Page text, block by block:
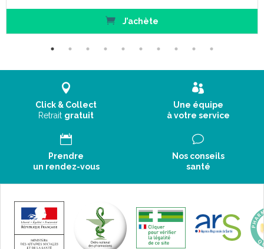
Plusieurs modèles disponibles :
Hauteur (cm)
25
33
J’achète
Click & Collect
Retrait gratuit
Une équipe
à votre service
Prendre
un rendez-vous
Nos conseils
santé